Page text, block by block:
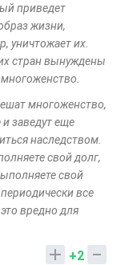
приведет
жизни,
уничтожает их.
стран вынуждены
многоженство,
заведут еще
наследством.
свой долг,
свой
все
вредно для
+2